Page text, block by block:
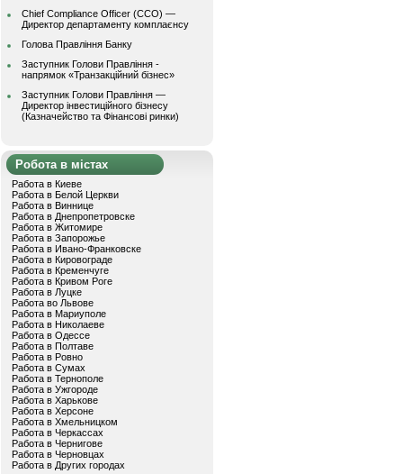
Chief Compliance Officer (CCO) —
Директор департаменту комплаєнсу
Голова Правління Банку
Заступник Голови Правління -
напрямок «Транзакційний бізнес»
Заступник Голови Правління —
Директор інвестиційного бізнесу
(Казначейство та Фінансові ринки)
Робота в містах
Работа в Киеве
Работа в Белой Церкви
Работа в Виннице
Работа в Днепропетровске
Работа в Житомире
Работа в Запорожье
Работа в Ивано-Франковске
Работа в Кировограде
Работа в Кременчуге
Работа в Кривом Роге
Работа в Луцке
Работа во Львове
Работа в Мариуполе
Работа в Николаеве
Работа в Одессе
Работа в Полтаве
Работа в Ровно
Работа в Сумах
Работа в Тернополе
Работа в Ужгороде
Работа в Харькове
Работа в Херсоне
Работа в Хмельницком
Работа в Черкассах
Работа в Чернигове
Работа в Черновцах
Работа в Других городах